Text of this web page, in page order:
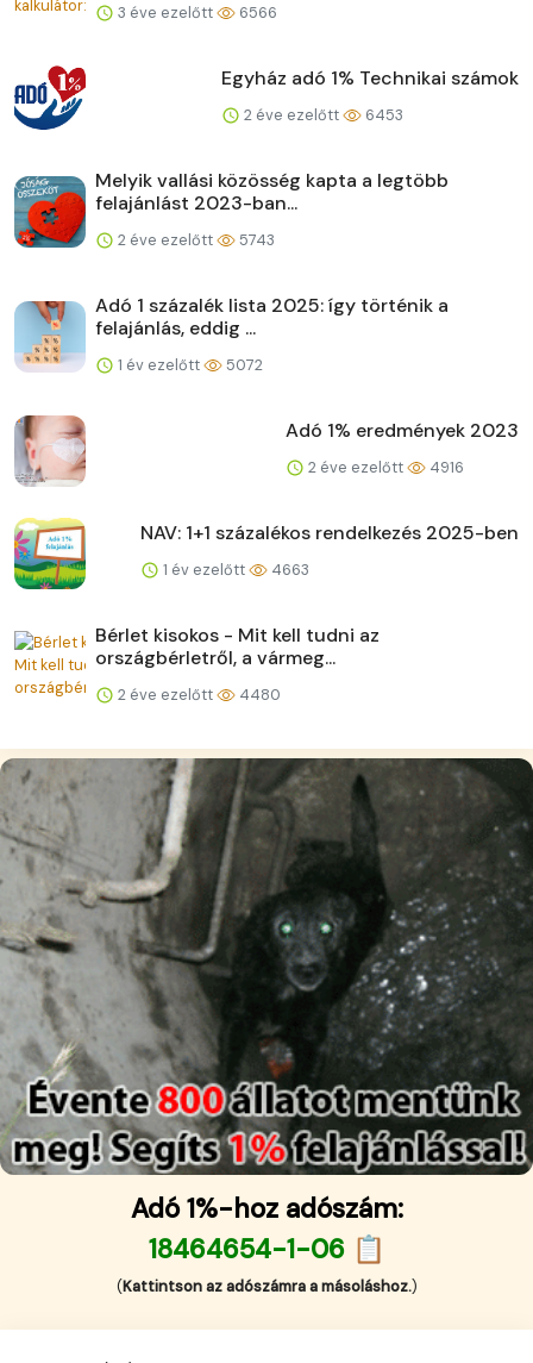
3 éve ezelőtt 6566
Egyház adó 1% Technikai számok
2 éve ezelőtt 6453
Melyik vallási közösség kapta a legtöbb
felajánlást 2023-ban...
2 éve ezelőtt 5743
Adó 1 százalék lista 2025: így történik a
felajánlás, eddig ...
1 év ezelőtt 5072
Adó 1% eredmények 2023
2 éve ezelőtt 4916
NAV: 1+1 százalékos rendelkezés 2025-ben
1 év ezelőtt 4663
Bérlet kisokos - Mit kell tudni az
országbérletről, a vármeg...
2 éve ezelőtt 4480
Adó 1%-hoz adószám:
18464654-1-06 📋
(Kattintson az adószámra a másoláshoz.)